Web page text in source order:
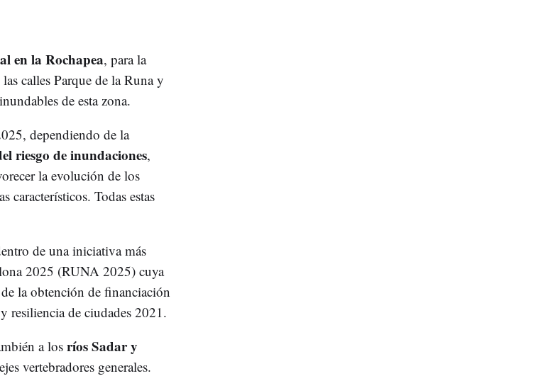
en la Rochapea, para la
calles Parque de la Runa y
de esta zona.
dependiendo de la
riesgo de inundaciones,
la evolución de los
característicos. Todas estas
de una iniciativa más
2025 (RUNA 2025) cuya
la obtención de financiación
resiliencia de ciudades 2021.
a losríos Sadar y
vertebradores generales.